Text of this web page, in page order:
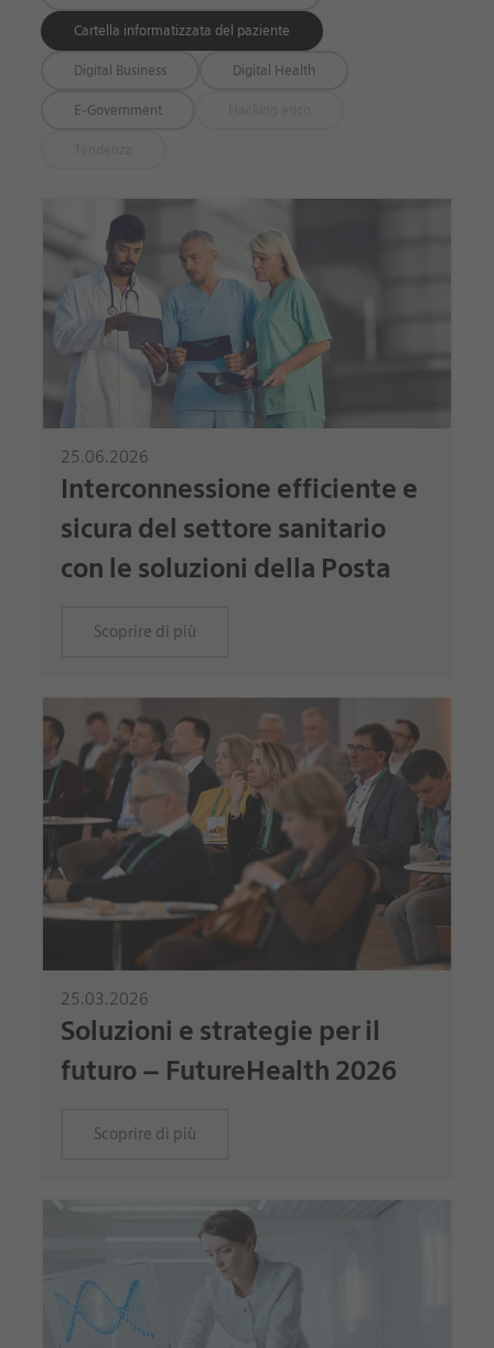
Cartella informatizzata del paziente
Digital Business Digital Health
E-Government
25.06.2026
Interconnessione efficiente e
sicura del settore sanitario
con le soluzioni della Posta
Scoprire di più
25.03.2026
Soluzioni e strategie per il
futuro – FutureHealth 2026
Scoprire di più